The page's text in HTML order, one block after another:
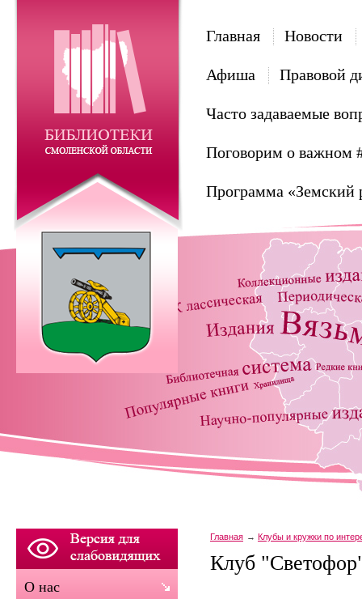
Главная Новости
Афиша Правовой
Часто задаваемые
Поговорим о важном
Программа «Земский
Главная Клубы и кружки по
Клуб
О нас